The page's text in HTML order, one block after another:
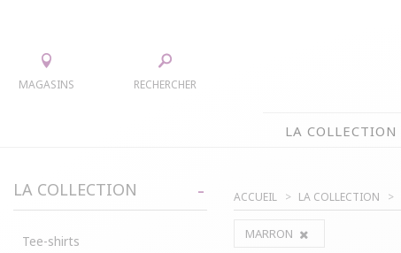
MAGASINS RECHERCHER
LA COLLECTION
TEE-SHIRTS
CHEMISIERS & TUNIQUES
JUPES
LA COLLECTION
Tee-shirts
ACCUEIL LA COLLECTION
MARRON